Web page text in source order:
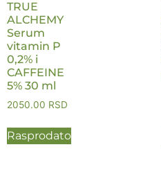
TRUE
ALCHEMY
Serum
vitamin P
0,2% i
CAFFEINE
5% 30 ml
2050.00 RSD
Rasprodato